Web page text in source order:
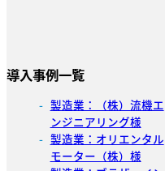
導入事例一覧
製造業：（株）流機エ
ンジニアリング様
製造業：オリエンタル
モーター（株）様